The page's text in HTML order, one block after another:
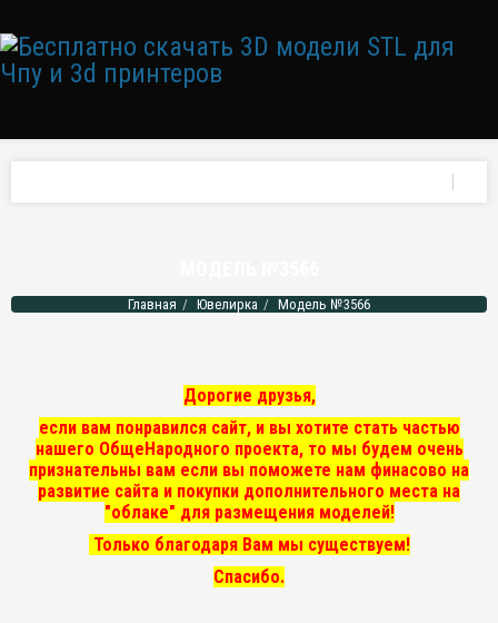
Главная Ювелирка Модель №3566
Дорогие друзья,
если вам понравился сайт, и вы хотите стать частью
нашего ОбщеНародного проекта, то мы будем очень
признательны вам если вы поможете нам финасово на
развитие сайта и покупки дополнительного места на
"облаке" для размещения моделей!
Только благодаря Вам мы существуем!
Спасибо.